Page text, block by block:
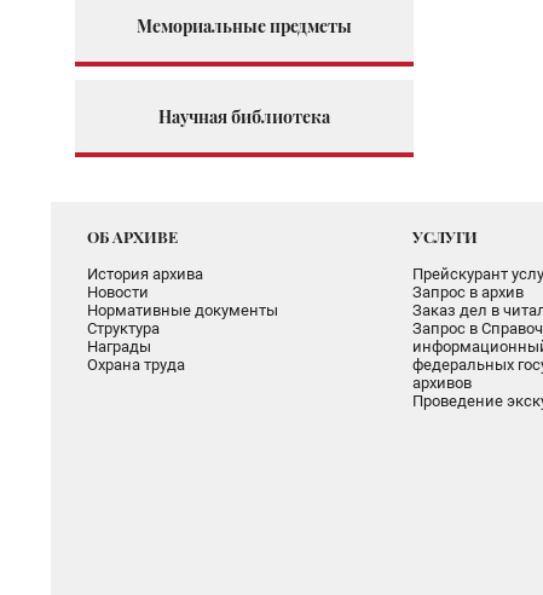
Мемориальные предметы
Научная библиотека
ОБ АРХИВЕ
История архива
Новости
Нормативные документы
Структура
Награды
Охрана труда
УСЛУГИ
Прейскурант
Запрос в архив
Заказ дел в
Запрос в
федеральных
архивов
Проведение